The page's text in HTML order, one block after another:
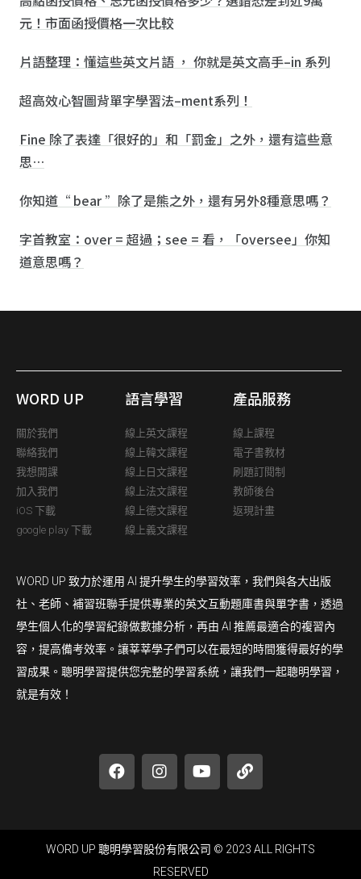
元！市面函授價格一次比較
片語整理：懂這些英文片語 ， 你就是英文高手–in 系列
超高效心智圖背單字學習法–ment系列！
Fine 除了表達「很好的」和「罰金」之外，還有這些意
思…
你知道“ bear ”除了是熊之外，還有另外8種意思嗎？
字首教室：over = 超過；see = 看，「oversee」你知
道意思嗎？
WORD UP
關於我們
聯絡我們
我想開課
加入我們
iOS 下載
google play 下載
語言學習
線上英文課程
線上韓文課程
線上日文課程
線上法文課程
線上德文課程
線上義文課程
產品服務
線上課程
電子書教材
刷題訂閱制
教師後台
返現計畫
WORD UP 致力於運用 AI 提升學生的學習效率，我們與各大出版
社、老師、補習班聯手提供專業的英文互動題庫書與單字書，透過
學生個人化的學習紀錄做數據分析，再由 AI 推薦最適合的複習內
容，提高備考效率。讓莘莘學子們可以在最短的時間獲得最好的學
習成果。聰明學習提供您完整的學習系統，讓我們一起聰明學習，
就是有效！
WORD UP 聰明學習股份有限公司 © 2023 ALL RIGHTS
RESERVED​